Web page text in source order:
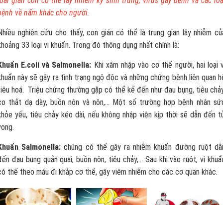
về nấm khác cho người.
nghiên cứu cho thấy, con gián có thể là trung gian lây nhiễm
33 loại vi khuẩn. Trong đó thông dụng nhất chính là:
E.coli và Salmonella: Khi xâm nhập vào cơ thể người, hai loại
này sẽ gây ra tình trạng ngộ độc và những chứng bệnh liên quan
hoá. Triệu chứng thường gặp có thể kể đến như đau bụng, tiêu
thắt dạ dày, buồn nôn và nôn,… Một số trường hợp bệnh nhân
yếu, tiêu chảy kéo dài, nếu không nhập viện kịp thời sẽ dẫn đến
Salmonella: chúng có thể gây ra nhiễm khuẩn đường ruột
đau bụng quằn quại, buồn nôn, tiêu chảy,… Sau khi vào ruột, vi
thể theo máu đi khắp cơ thể, gây viêm nhiễm cho các cơ quan khác.